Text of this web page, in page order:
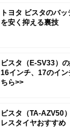
トヨタ ビスタのバ
を安く抑える裏技
ビスタ（E-SV33）
16インチ、17のイ
ちら>>
ビスタ（TA-AZV50
レスタイヤおすすめ